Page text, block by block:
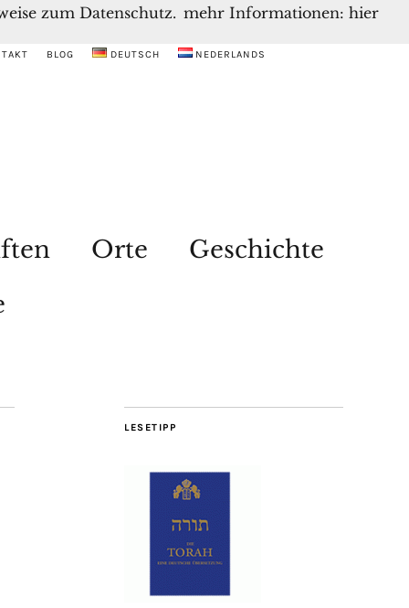
BLOG DEUTSCH NEDERLANDS
Orte
Geschichte
LESETIPP
zum Datenschutz. mehr Informationen: hier